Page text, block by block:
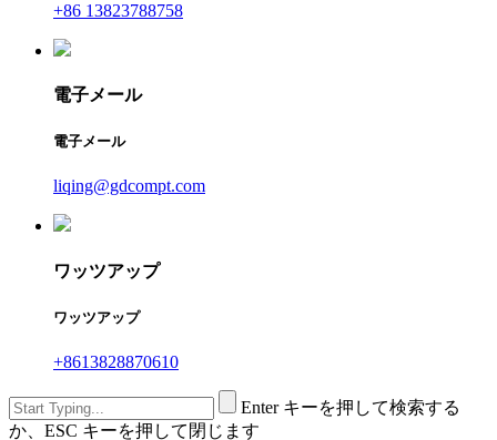
+86 13823788758
電子メール
電子メール
liqing@gdcompt.com
ワッツアップ
ワッツアップ
+8613828870610
Enter キーを押して検索する
か、ESC キーを押して閉じます